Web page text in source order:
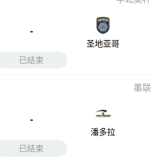
-
圣地亚哥
已结束
墨联
-
潘多拉
已结束